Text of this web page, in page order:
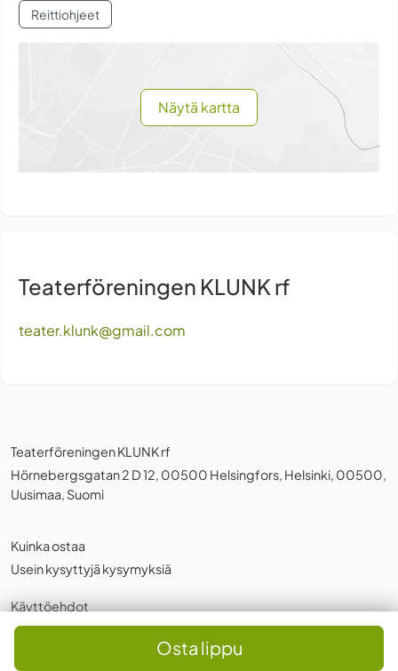
Osta lippu
Reittiohjeet
Näytä kartta
Teaterföreningen KLUNK rf
teater.klunk@gmail.com
Teaterföreningen KLUNK rf
Hörnebergsgatan 2 D 12, 00500 Helsingfors, Helsinki, 00500,
Uusimaa, Suomi
Kuinka ostaa
Usein kysyttyjä kysymyksiä
Käyttöehdot
Tietosuojakäytäntö,Evästeet